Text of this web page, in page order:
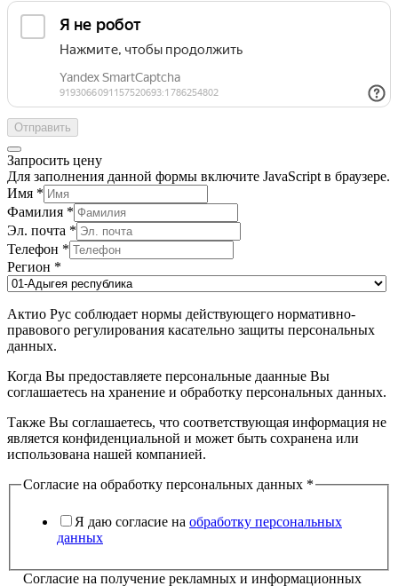
Отправить
Запросить цену
Для заполнения данной формы включите JavaScript в браузере.
Имя *
Фамилия *
Эл. почта *
Телефон *
Регион *
Актио Рус соблюдает нормы действующего нормативно-
правового регулирования касательно защиты персональных
данных.
Когда Вы предоставляете персональные даанные Вы
соглашаетесь на хранение и обработку персональных данных.
Также Вы соглашаетесь, что соответствующая информация не
является конфиденциальной и может быть сохранена или
использована нашей компанией.
Согласие на обработку персональных данных *
Я даю согласие на обработку персональных
данных
Согласие на получение рекламных и информационных